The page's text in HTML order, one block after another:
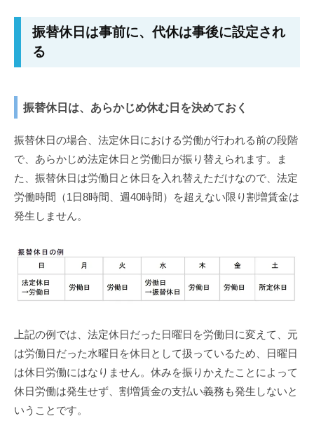
振替休日は事前に、代休は事後に設定され
る
振替休日は、あらかじめ休む日を決めておく
振替休日の場合、法定休日における労働が行われる前の段階
で、あらかじめ法定休日と労働日が振り替えられます。ま
た、振替休日は労働日と休日を入れ替えただけなので、法定
労働時間（1日8時間、週40時間）を超えない限り割増賃金は
発生しません。
上記の例では、法定休日だった日曜日を労働日に変えて、元
は労働日だった水曜日を休日として扱っているため、日曜日
は休日労働にはなりません。休みを振りかえたことによって
休日労働は発生せず、割増賃金の支払い義務も発生しないと
いうことです。